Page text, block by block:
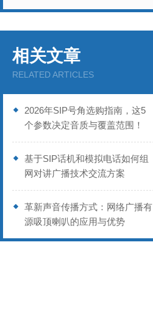
相关文章
RELATED ARTICLES
2026年SIP号角选购指南，这5
个参数决定音质与覆盖范围！
基于SIP话机和模拟电话如何组
网对讲广播技术交流方案
革新声音传播方式：网络广播有
源吸顶喇叭的应用与优势